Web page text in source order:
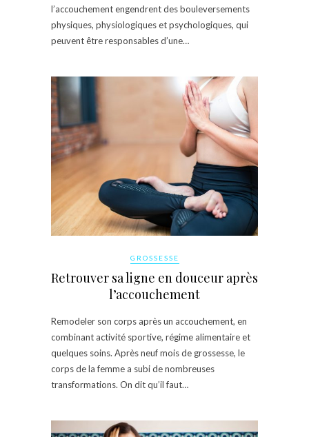
l’accouchement engendrent des bouleversements
physiques, physiologiques et psychologiques, qui
peuvent être responsables d’une…
GROSSESSE
Retrouver sa ligne en douceur après
l’accouchement
Remodeler son corps après un accouchement, en
combinant activité sportive, régime alimentaire et
quelques soins. Après neuf mois de grossesse, le
corps de la femme a subi de nombreuses
transformations. On dit qu’il faut…